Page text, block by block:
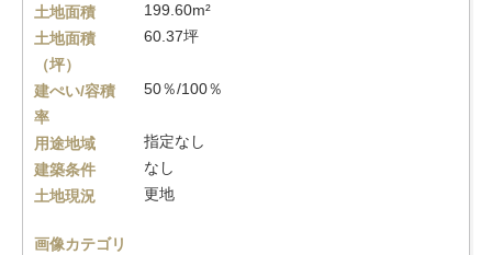
土地面積
199.60m²
土地面積
（坪）
60.37坪
建ぺい/容積
率
50％/100％
用途地域
指定なし
建築条件
なし
土地現況
更地
画像カテゴリ